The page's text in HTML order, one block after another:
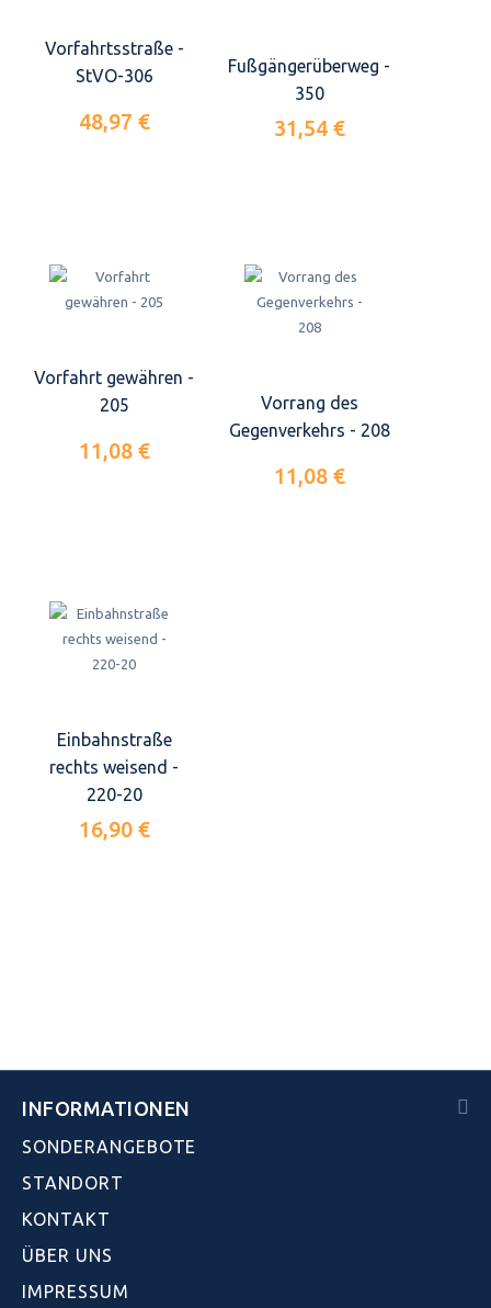
Vorfahrtsstraße -
StVO-306
48,97 €
Fußgängerüberweg -
350
31,54 €
Vorfahrt gewähren -
205
11,08 €
Vorrang des
Gegenverkehrs - 208
11,08 €
Einbahnstraße
rechts weisend -
220-20
16,90 €
INFORMATIONEN
SONDERANGEBOTE
STANDORT
KONTAKT
ÜBER UNS
IMPRESSUM